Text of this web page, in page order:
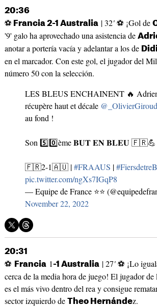
20:36
⚽ Francia 2-1 Australia| 32'⚽ ¡Gol de
'9' galo ha aprovechado una asistencia de
anotar a portería vacía y adelantar a los de
en el marcador. Con este gol, el jugador del
número 50 con la selección.
LES BLEUS ENCHAINENT 🔥
récupère haut et décale @_OlivierGiroud_
au fond !
Son 5️⃣0️⃣ème 𝐁𝐔𝐓 𝐄𝐍 𝐁𝐋𝐄𝐔 🇫🇷💪
🇫🇷2-1🇦🇺 |#FRAAUS |
pic.twitter.com/ngXs7IGqP8
— Equipe de France ⭐⭐
November 22, 2022
20:31
⚽ Francia1-1 Australia| 27'⚽ ¡Lo
cerca de la media hora de juego! El jugador de
es el más vivo dentro del rea y consigue
sector izquierdo de Theo Hernández.